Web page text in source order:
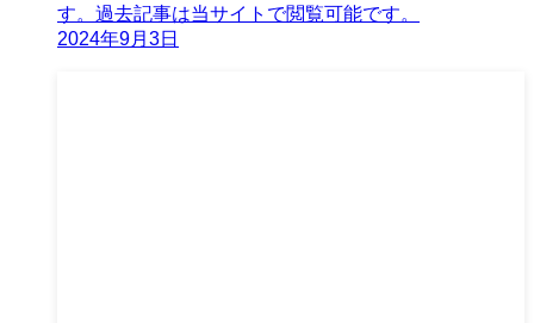
す。過去記事は当サイトで閲覧可能です。
2024年9月3日